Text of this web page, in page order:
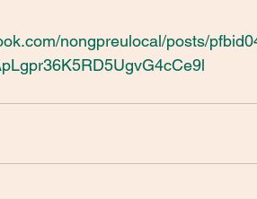
nongpreulocal/posts/